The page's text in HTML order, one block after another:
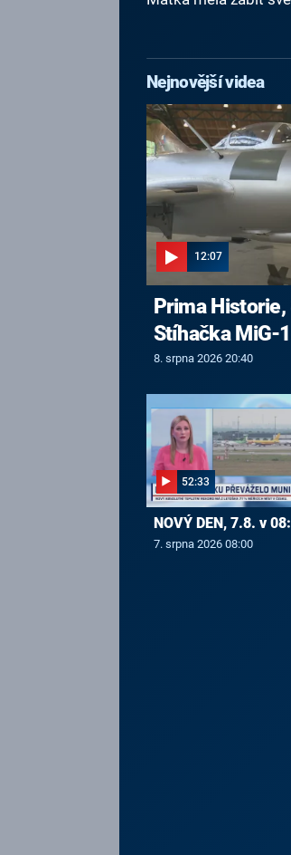
Nejnovější videa
12:07
Prima
Stíhačka MiG-
8. srpna 2026 20:40
52:33
NOVÝ DEN, 7.8. v
7. srpna 2026 08:00